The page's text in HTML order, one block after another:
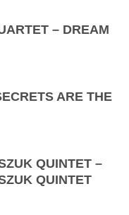
– DREAM
ARE THE
QUINTET –
QUINTET